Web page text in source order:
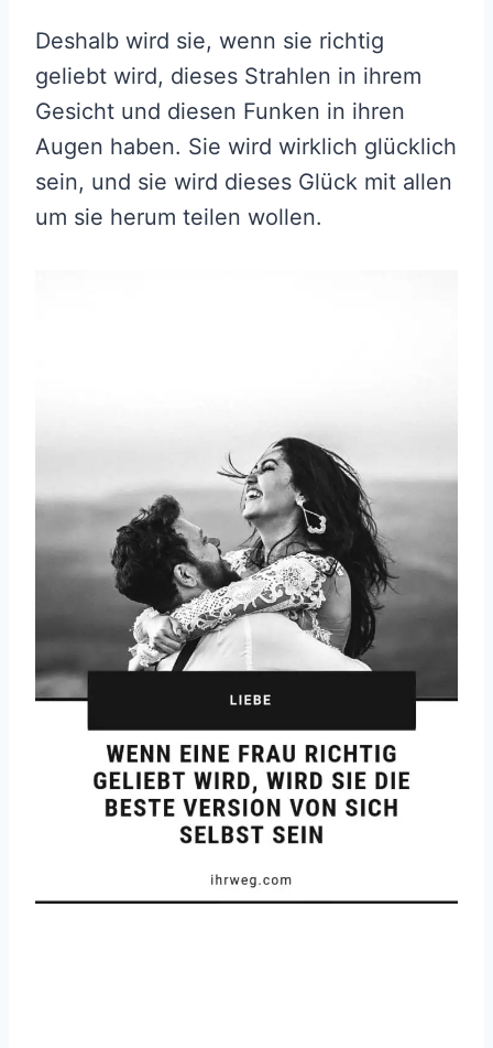
Deshalb wird sie, wenn sie richtig
geliebt wird, dieses Strahlen in ihrem
Gesicht und diesen Funken in ihren
Augen haben. Sie wird wirklich glücklich
sein, und sie wird dieses Glück mit allen
um sie herum teilen wollen.